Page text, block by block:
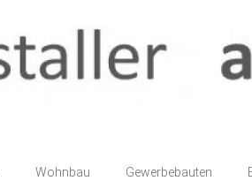
Wohnbau Gewerbebauten